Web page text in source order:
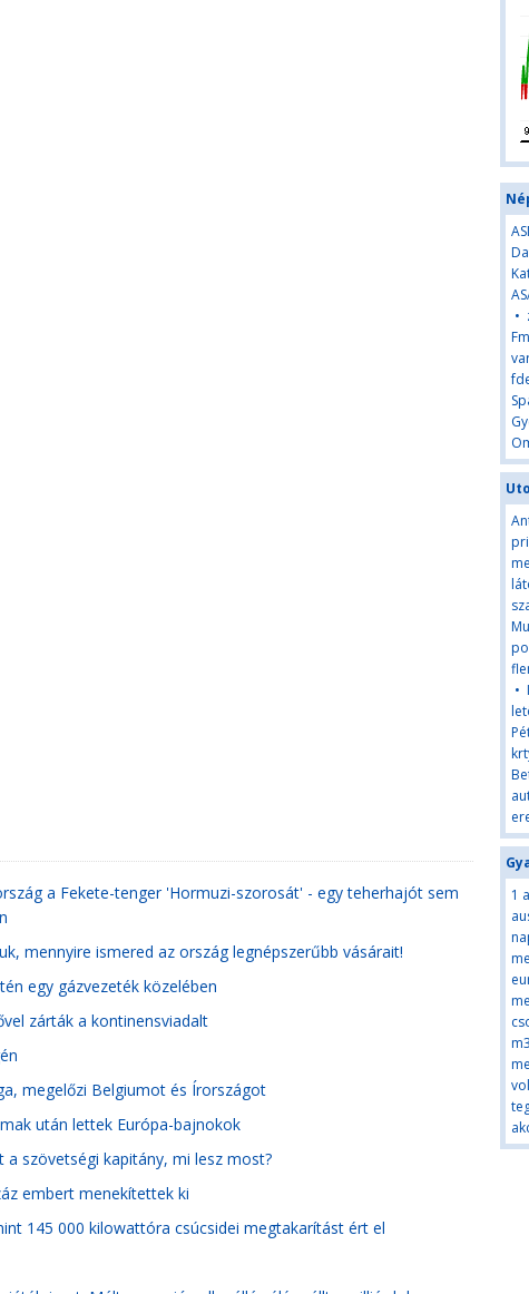
a Fekete-tenger 'Hormuzi-szorosát' - egy teherhajót sem
mennyire ismered az ország legnépszerűbb vásárait!
egy gázvezeték közelében
zárták a kontinensviadalt
megelőzi Belgiumot és Írországot
után lettek Európa-bajnokok
szövetségi kapitány, mi lesz most?
embert menekítettek ki
145 000 kilowattóra csúcsidei megtakarítást ért el
•
•
1